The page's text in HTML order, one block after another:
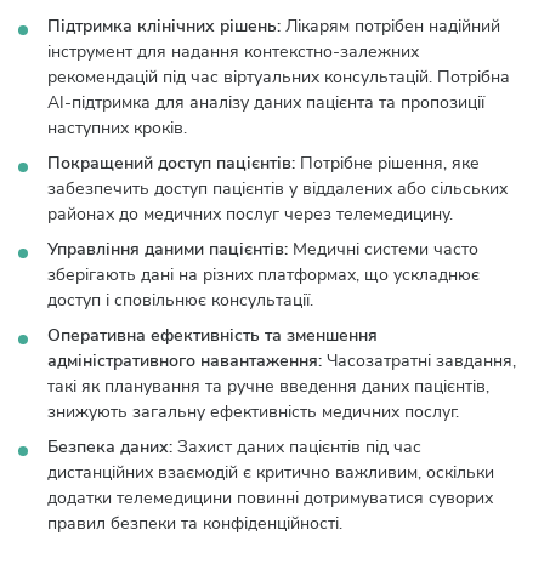
Підтримка клінічних рішень: Лікарям потрібен надійний
інструмент для надання контекстно-залежних
рекомендацій під час віртуальних консультацій. Потрібна
AI-підтримка для аналізу даних пацієнта та пропозиції
наступних кроків.
Покращений доступ пацієнтів: Потрібне рішення, яке
забезпечить доступ пацієнтів у віддалених або сільських
районах до медичних послуг через телемедицину.
Управління даними пацієнтів: Медичні системи часто
зберігають дані на різних платформах, що ускладнює
доступ і сповільнює консультації.
Оперативна ефективність та зменшення
адміністративного навантаження: Часозатратні завдання,
такі як планування та ручне введення даних пацієнтів,
знижують загальну ефективність медичних послуг.
Безпека даних: Захист даних пацієнтів під час
дистанційних взаємодій є критично важливим, оскільки
додатки телемедицини повинні дотримуватися суворих
правил безпеки та конфіденційності.